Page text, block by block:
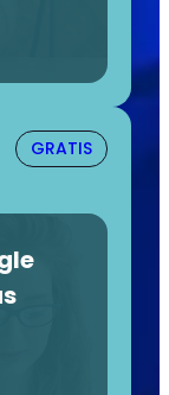
GRATIS